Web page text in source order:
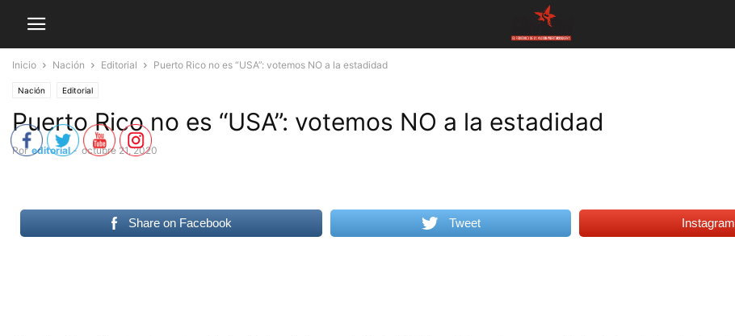
Inicio Nación Editorial Puerto Rico no es “USA”: votemos NO a la estadidad
Nación Editorial
Puerto Rico no es “USA”: votemos NO a la estadidad
Por editorial - octubre 21, 2020
Share on Facebook Tweet Instagram